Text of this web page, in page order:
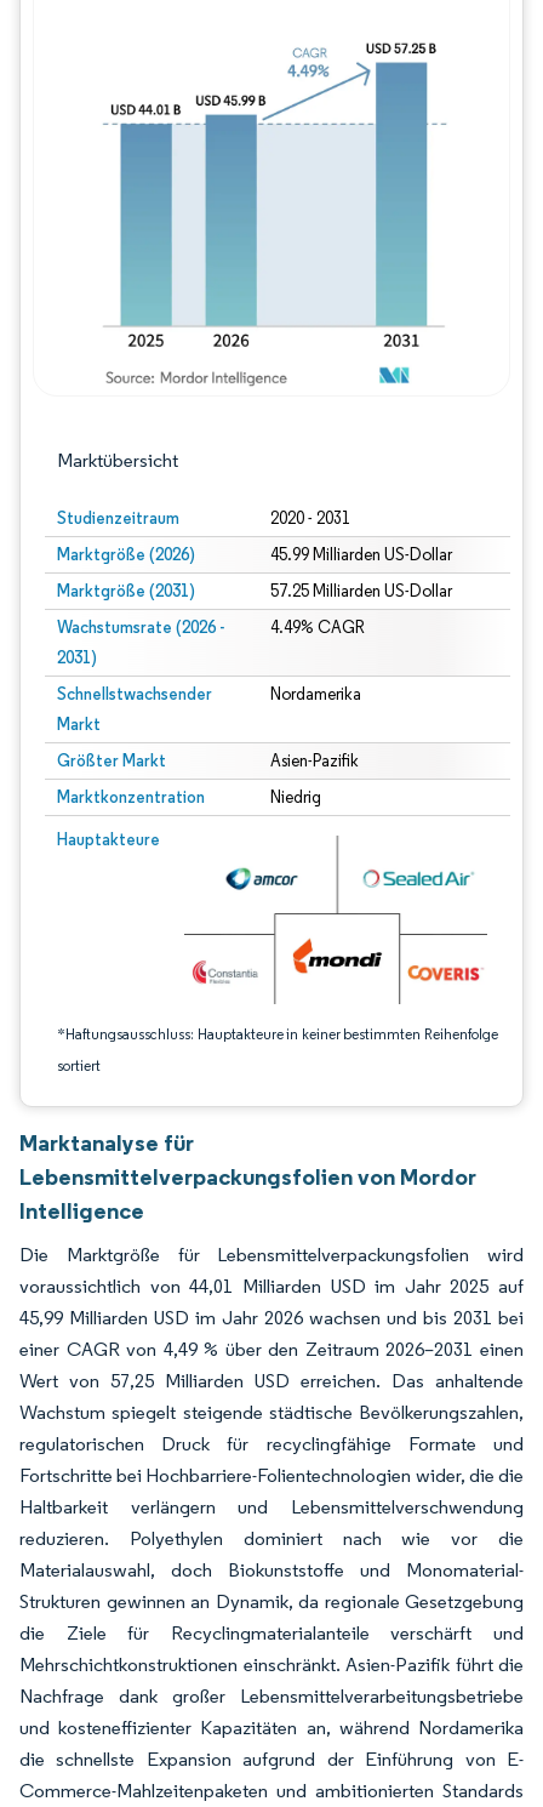
Marktübersicht
Studienzeitraum 2020 - 2031
Marktgröße (2026) 45.99 Milliarden US-Dollar
Marktgröße (2031) 57.25 Milliarden US-Dollar
Wachstumsrate (2026 -
2031)
4.49% CAGR
Schnellstwachsender
Markt
Nordamerika
Größter Markt Asien-Pazifik
Marktkonzentration Niedrig
Hauptakteure
*Haftungsausschluss: Hauptakteure in keiner bestimmten Reihenfolge
sortiert
Bild © Mordor Intelligence. Wiederverwendung erfordert Namensnennung
Marktanalyse für
Lebensmittelverpackungsfolien von Mordor
Intelligence
Die Marktgröße für Lebensmittelverpackungsfolien wird
voraussichtlich von 44,01 Milliarden USD im Jahr 2025 auf
45,99 Milliarden USD im Jahr 2026 wachsen und bis 2031 bei
einer CAGR von 4,49 % über den Zeitraum 2026–2031 einen
Wert von 57,25 Milliarden USD erreichen. Das anhaltende
Wachstum spiegelt steigende städtische Bevölkerungszahlen,
regulatorischen Druck für recyclingfähige Formate und
Fortschritte bei Hochbarriere-Folientechnologien wider, die die
Haltbarkeit verlängern und Lebensmittelverschwendung
reduzieren. Polyethylen dominiert nach wie vor die
Materialauswahl, doch Biokunststoffe und Monomaterial-
Strukturen gewinnen an Dynamik, da regionale Gesetzgebung
die Ziele für Recyclingmaterialanteile verschärft und
Mehrschichtkonstruktionen einschränkt. Asien-Pazifik führt die
Nachfrage dank großer Lebensmittelverarbeitungsbetriebe
und kosteneffizienter Kapazitäten an, während Nordamerika
die schnellste Expansion aufgrund der Einführung von E-
Commerce-Mahlzeitenpaketen und ambitionierten Standards